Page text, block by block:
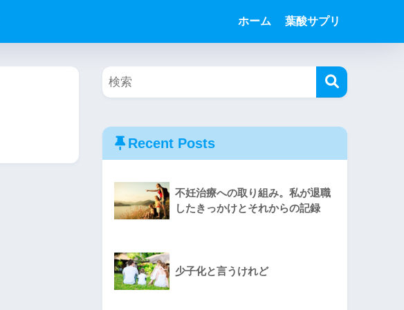
ホーム 葉酸サプリ
Recent Posts
不妊治療への取り組み。私が退職
したきっかけとそれからの記録
少子化と言うけれど